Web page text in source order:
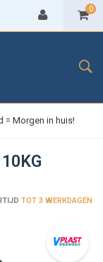
0
= Morgen in huis!
TOT 3 WERKDAGEN